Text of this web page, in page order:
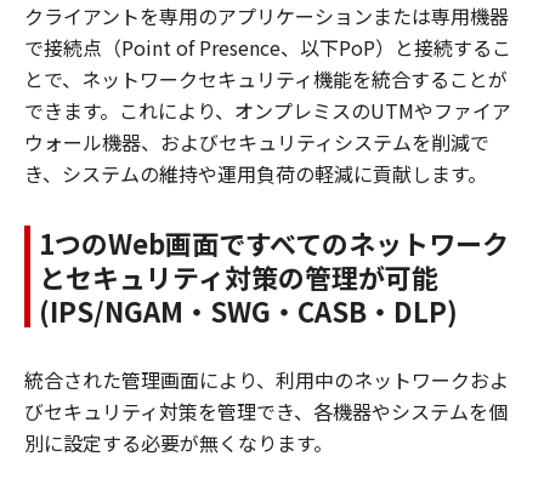
クライアントを専用のアプリケーションまたは専用機器
で接続点（Point of Presence、以下PoP）と接続するこ
とで、ネットワークセキュリティ機能を統合することが
できます。これにより、オンプレミスのUTMやファイア
ウォール機器、およびセキュリティシステムを削減で
き、システムの維持や運用負荷の軽減に貢献します。
1つのWeb画面ですべてのネットワーク
とセキュリティ対策の管理が可能
(IPS/NGAM・SWG・CASB・DLP)
統合された管理画面により、利用中のネットワークおよ
びセキュリティ対策を管理でき、各機器やシステムを個
別に設定する必要が無くなります。